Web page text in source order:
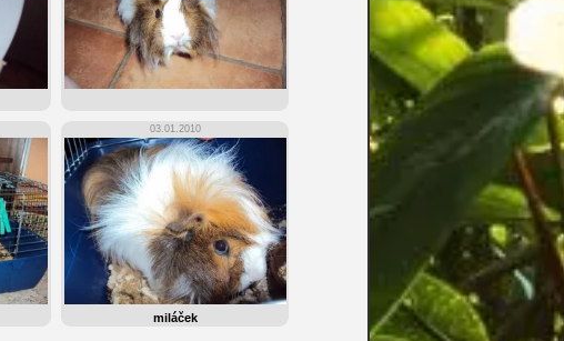
03.01.2010
miláček